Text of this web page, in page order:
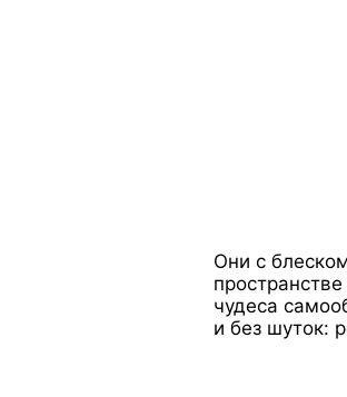
Они с
чудеса
и без шуток: